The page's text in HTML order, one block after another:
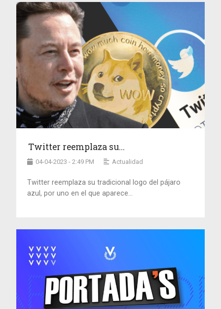
Twitter reemplaza su...
04-04-2023 - 2:49 PM Actualidad
Twitter reemplaza su tradicional logo del pájaro
azul, por uno en el que aparece...